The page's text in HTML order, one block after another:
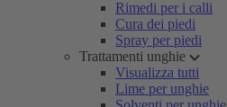
Rimedi per i calli
Cura dei piedi
Spray per piedi
Trattamenti unghie
Visualizza tutti
Lime per unghie